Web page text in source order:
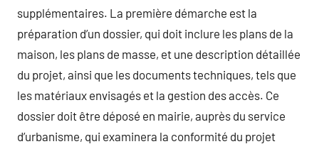
supplémentaires. La première démarche est la
préparation d’un dossier, qui doit inclure les plans de la
maison, les plans de masse, et une description détaillée
du projet, ainsi que les documents techniques, tels que
les matériaux envisagés et la gestion des accès. Ce
dossier doit être déposé en mairie, auprès du service
d’urbanisme, qui examinera la conformité du projet